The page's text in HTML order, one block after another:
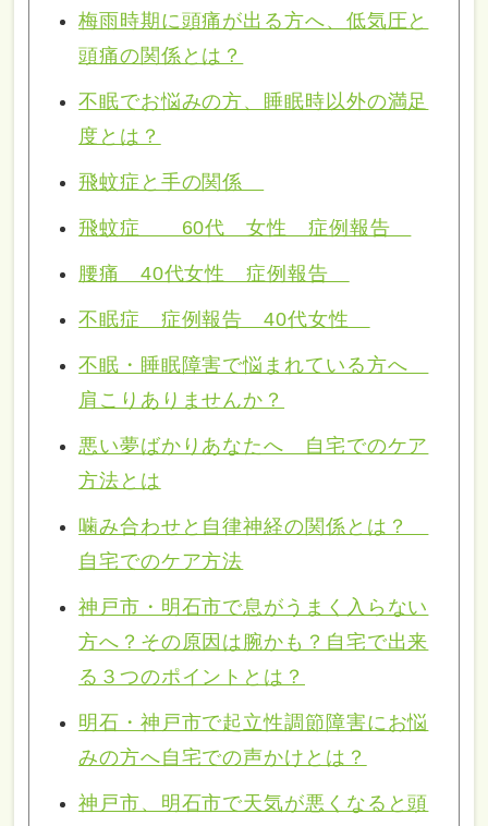
梅雨時期に頭痛が出る方へ、低気圧と
頭痛の関係とは？
不眠でお悩みの方、睡眠時以外の満足
度とは？
飛蚊症と手の関係
飛蚊症 60代 女性 症例報告
腰痛 40代女性 症例報告
不眠症 症例報告 40代女性
不眠・睡眠障害で悩まれている方へ
肩こりありませんか？
悪い夢ばかりあなたへ 自宅でのケア
方法とは
噛み合わせと自律神経の関係とは？
自宅でのケア方法
神戸市・明石市で息がうまく入らない
方へ？その原因は腕かも？自宅で出来
る３つのポイントとは？
明石・神戸市で起立性調節障害にお悩
みの方へ自宅での声かけとは？
神戸市、明石市で天気が悪くなると頭